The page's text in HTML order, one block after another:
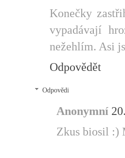
Konečky
vypadávají
nežehlím. Asi
Odpovědět
Odpovědi
Anonymní
Zkus biosil :)